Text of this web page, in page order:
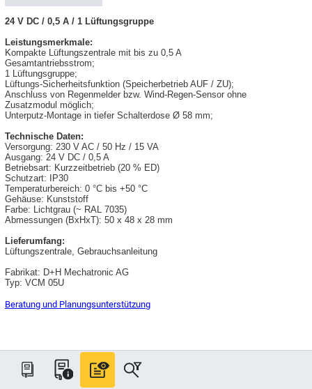
24 V DC / 0,5 A / 1 Lüftungsgruppe
Leistungsmerkmale:
Kompakte Lüftungszentrale mit bis zu 0,5 A
Gesamtantriebsstrom;
1 Lüftungsgruppe;
Lüftungs-Sicherheitsfunktion (Speicherbetrieb AUF / ZU);
Anschluss von Regenmelder bzw. Wind-Regen-Sensor ohne
Zusatzmodul möglich;
Unterputz-Montage in tiefer Schalterdose Ø 58 mm;
Technische Daten:
Versorgung: 230 V AC / 50 Hz / 15 VA
Ausgang: 24 V DC / 0,5 A
Betriebsart: Kurzzeitbetrieb (20 % ED)
Schutzart: IP30
Temperaturbereich: 0 °C bis +50 °C
Gehäuse: Kunststoff
Farbe: Lichtgrau (~ RAL 7035)
Abmessungen (BxHxT): 50 x 48 x 28 mm
Lieferumfang:
Lüftungszentrale, Gebrauchsanleitung
Fabrikat: D+H Mechatronic AG
Typ: VCM 05U
Beratung und Planungsunterstützung